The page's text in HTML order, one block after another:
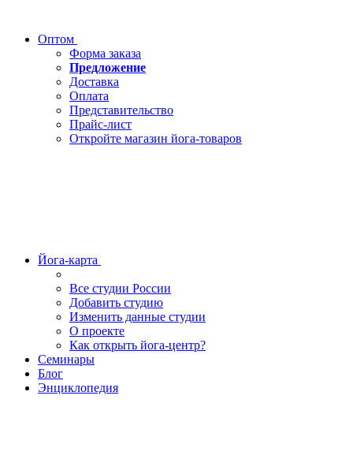
Оптом
Форма заказа
Предложение
Доставка
Оплата
Представительство
Прайс-лист
Откройте магазин йога-товаров
Йога-карта
Все студии России
Добавить студию
Изменить данные студии
О проекте
Как открыть йога-центр?
Семинары
Блог
Энциклопедия